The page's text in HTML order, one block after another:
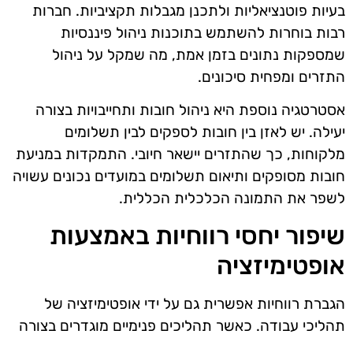
בעיות פוטנציאליות ולתכנן מגבלות תקציביות. חברות
רבות בוחרות להשתמש בתוכנות ניהול פיננסיות
שמספקות נתונים בזמן אמת, מה שמקל על ניהול
התזרים ומפחית סיכונים.
אסטרטגיה נוספת היא ניהול חובות ותחייבויות בצורה
יעילה. יש לאזן בין חובות לספקים לבין תשלומים
מלקוחות, כך שהתזרים יישאר חיובי. התמקדות במניעת
חובות מסופקים ותיאום תשלומים במועדים נכונים עשויה
לשפר את התמונה הכלכלית הכללית.
שיפור יחסי רווחיות באמצעות
אופטימיזציה
הגברת רווחיות אפשרית גם על ידי אופטימיזציה של
תהליכי עבודה. כאשר תהליכים פנימיים מוגדרים בצורה